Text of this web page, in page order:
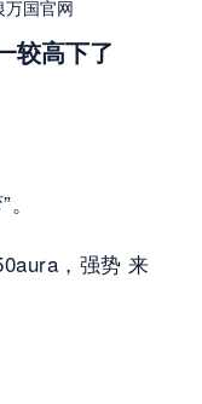
万国官网
较高下了
，强势 来